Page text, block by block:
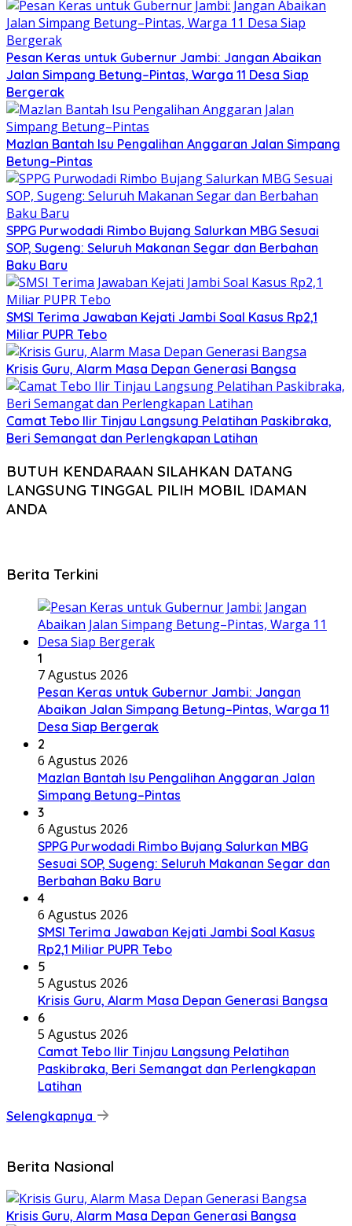
Pesan Keras untuk Gubernur Jambi: Jangan Abaikan
Jalan Simpang Betung–Pintas, Warga 11 Desa Siap
Bergerak
Mazlan Bantah Isu Pengalihan Anggaran Jalan Simpang
Betung–Pintas
SPPG Purwodadi Rimbo Bujang Salurkan MBG Sesuai
SOP, Sugeng: Seluruh Makanan Segar dan Berbahan
Baku Baru
SMSI Terima Jawaban Kejati Jambi Soal Kasus Rp2,1
Miliar PUPR Tebo
Krisis Guru, Alarm Masa Depan Generasi Bangsa
Camat Tebo Ilir Tinjau Langsung Pelatihan Paskibraka,
Beri Semangat dan Perlengkapan Latihan
BUTUH KENDARAAN SILAHKAN DATANG
LANGSUNG TINGGAL PILIH MOBIL IDAMAN
ANDA
Berita Terkini
1
7 Agustus 2026
Pesan Keras untuk Gubernur Jambi: Jangan
Abaikan Jalan Simpang Betung–Pintas, Warga 11
Desa Siap Bergerak
2
6 Agustus 2026
Mazlan Bantah Isu Pengalihan Anggaran Jalan
Simpang Betung–Pintas
3
6 Agustus 2026
SPPG Purwodadi Rimbo Bujang Salurkan MBG
Sesuai SOP, Sugeng: Seluruh Makanan Segar dan
Berbahan Baku Baru
4
6 Agustus 2026
SMSI Terima Jawaban Kejati Jambi Soal Kasus
Rp2,1 Miliar PUPR Tebo
5
5 Agustus 2026
Krisis Guru, Alarm Masa Depan Generasi Bangsa
6
5 Agustus 2026
Camat Tebo Ilir Tinjau Langsung Pelatihan
Paskibraka, Beri Semangat dan Perlengkapan
Latihan
Selengkapnya
Berita Nasional
Krisis Guru, Alarm Masa Depan Generasi Bangsa